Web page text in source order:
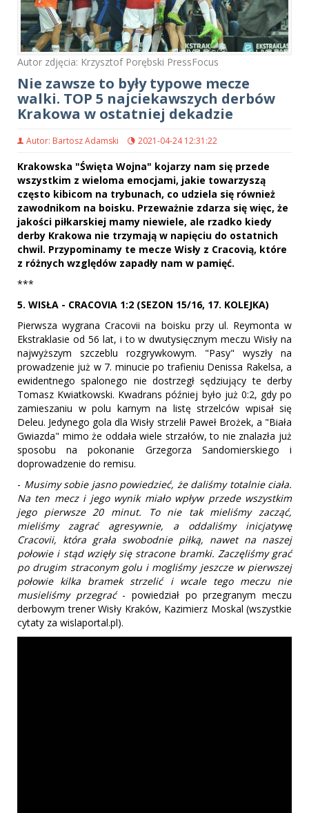
Autor zdjęcia: Krzysztof Porębski PressFocus
Nie zawsze to były typowe mecze
walki. TOP 5 najciekawszych derbów
Krakowa w ostatniej dekadzie
Autor: Bartosz Adamski 2021-04-24 12:31:22
Krakowska "Święta Wojna" kojarzy nam się przede
wszystkim z wieloma emocjami, jakie towarzyszą
często kibicom na trybunach, co udziela się również
zawodnikom na boisku. Przeważnie zdarza się więc, że
jakości piłkarskiej mamy niewiele, ale rzadko kiedy
derby Krakowa nie trzymają w napięciu do ostatnich
chwil. Przypominamy te mecze Wisły z Cracovią, które
z różnych względów zapadły nam w pamięć.
***
5. WISŁA - CRACOVIA 1:2 (SEZON 15/16, 17. KOLEJKA)
Pierwsza wygrana Cracovii na boisku przy ul. Reymonta w
Ekstraklasie od 56 lat, i to w dwutysięcznym meczu Wisły na
najwyższym szczeblu rozgrywkowym. "Pasy" wyszły na
prowadzenie już w 7. minucie po trafieniu Denissa Rakelsa, a
ewidentnego spalonego nie dostrzegł sędziujący te derby
Tomasz Kwiatkowski. Kwadrans później było już 0:2, gdy po
zamieszaniu w polu karnym na listę strzelców wpisał się
Deleu. Jedynego gola dla Wisły strzelił Paweł Brożek, a "Biała
Gwiazda" mimo że oddała wiele strzałów, to nie znalazła już
sposobu na pokonanie Grzegorza Sandomierskiego i
doprowadzenie do remisu.
- Musimy sobie jasno powiedzieć, że daliśmy totalnie ciała.
Na ten mecz i jego wynik miało wpływ przede wszystkim
jego pierwsze 20 minut. To nie tak mieliśmy zacząć,
mieliśmy zagrać agresywnie, a oddaliśmy inicjatywę
Cracovii, która grała swobodnie piłką, nawet na naszej
połowie i stąd wzięły się stracone bramki. Zaczęliśmy grać
po drugim straconym golu i mogliśmy jeszcze w pierwszej
połowie kilka bramek strzelić i wcale tego meczu nie
musieliśmy przegrać- powiedział po przegranym meczu
derbowym trener Wisły Kraków, Kazimierz Moskal (wszystkie
cytaty za wislaportal.pl).